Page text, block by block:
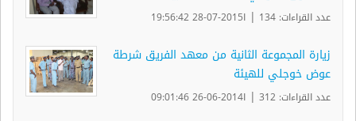
عدد القراءات: 134 | ا2015-07-28 19:56:42
زيارة المجموعة الثانية من معهد الفريق شرطة
عوض خوجلي للهيئة
عدد القراءات: 312 | ا2014-06-26 09:01:46